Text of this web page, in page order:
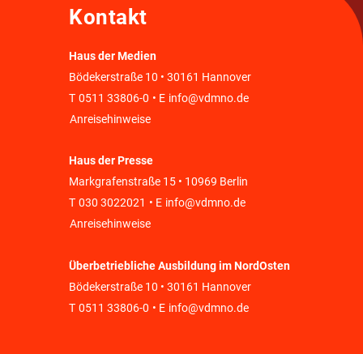
Kontakt
Haus der Medien
Bödekerstraße 10 • 30161 Hannover
T 0511 33806-0 • E info@vdmno.de
Anreisehinweise
Haus der Presse
Markgrafenstraße 15 • 10969 Berlin
T 030 3022021 • E info@vdmno.de
Anreisehinweise
Überbetriebliche Ausbildung im NordOsten
Bödekerstraße 10 • 30161 Hannover
T 0511 33806-0 • E info@vdmno.de